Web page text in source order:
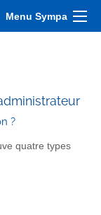
Menu Sympa
?
quatre types